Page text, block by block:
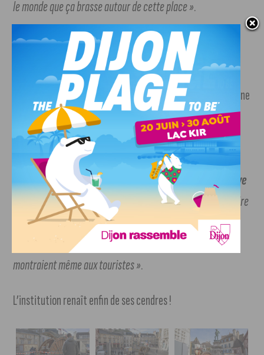
le monde que ça brasse autour de cette place ».
Le Carrousel rendra hommage à Gustave Eiffel
Alors que l’ancien manège était consacré à la figure et à
l’œuvre de Gustave Eiffel, la famille Bailly-Perrier rendra une
nouvelle fois hommage à l’ingénieur dijonnais, véritable
maître de la structure métallique, des ponts et de
l’aérodynamisme, pour son nouveau manège. «Comme
l’ancien manège, le nouveau sera thématisé sur Gustave
Eiffel, le plus célèbre des Dijonnais, précurseur et visionnaire
dans beaucoup de domaines ! Les images le représentaient
bien sur l’ancien manège. Des guides me disaient qu’ils les
montraient même aux touristes ».
L’institution renaît enfin de ses cendres !